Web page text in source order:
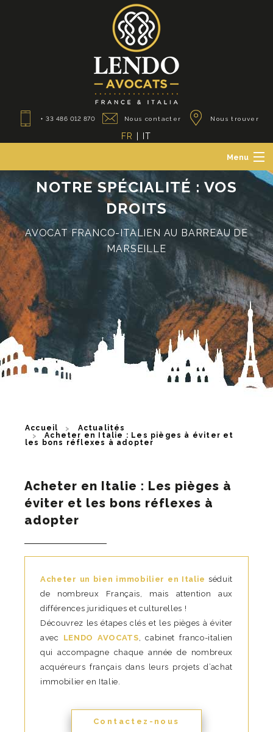
+ 33 486 012 870 Nous contacter Nous trouver
FR IT
Menu
Le Cabinet
Avocats des particuliers
Avocats des professionnels
Avocats franco-italiens
Actualités
Contact
NOTRE SPÉCIALITÉ : VOS
DROITS
AVOCAT FRANCO-ITALIEN AU BARREAU DE
MARSEILLE
Accueil
Actualités
Acheter en Italie : Les pièges à éviter et
les bons réflexes à adopter
Acheter en Italie : Les pièges à
éviter et les bons réflexes à
adopter
Acheter un bien immobilier en Italie séduit
de nombreux Français, mais attention aux
différences juridiques et culturelles !
Découvrez les étapes clés et les pièges à éviter
avec LENDO AVOCATS, cabinet franco-italien
qui accompagne chaque année de nombreux
acquéreurs français dans leurs projets d’achat
immobilier en Italie.
Contactez-nous